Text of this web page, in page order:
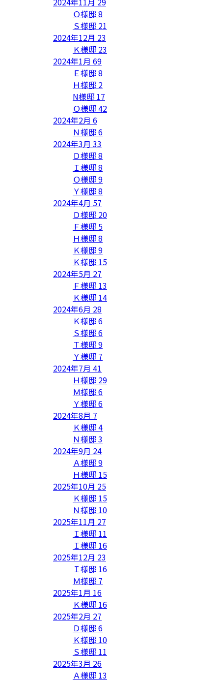
Ｏ様邸8
Ｓ様邸 21
2024年12月 23
Ｋ様邸 23
2024年1月 69
Ｅ様邸8
Ｈ様邸 2
N様邸 17
Ｏ様邸42
2024年2月 6
Ｎ様邸6
2024年3月 33
Ｄ様邸8
Ｉ様邸8
Ｏ様邸9
Ｙ様邸8
2024年4月 57
Ｄ様邸 20
Ｆ様邸 5
Ｈ様邸8
Ｋ様邸9
Ｋ様邸 15
2024年5月 27
Ｆ様邸 13
Ｋ様邸 14
2024年6月 28
Ｋ様邸6
Ｓ様邸6
Ｔ様邸9
Ｙ様邸 7
2024年7月 41
Ｈ様邸 29
Ｍ様邸6
Ｙ様邸6
2024年8月 7
Ｋ様邸4
Ｎ様邸3
2024年9月 24
Ａ様邸9
Ｈ様邸 15
2025年10月 25
Ｋ様邸 15
Ｎ様邸 10
2025年11月 27
Ｉ様邸 11
Ｉ様邸 16
2025年12月 23
Ｉ様邸 16
Ｍ様邸 7
2025年1月 16
Ｋ様邸 16
2025年2月 27
Ｄ様邸6
Ｋ様邸 10
Ｓ様邸 11
2025年3月 26
Ａ様邸 13